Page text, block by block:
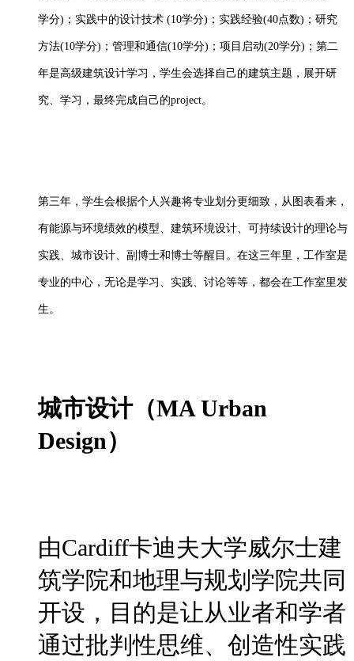
学分)；实践中的设计技术 (10学分)；实践经验(40点数)；研究
方法(10学分)；管理和通信(10学分)；项目启动(20学分)；第二
年是高级建筑设计学习，学生会选择自己的建筑主题，展开研
究、学习，最终完成自己的project。
第三年，学生会根据个人兴趣将专业划分更细致，从图表看来，
有能源与环境绩效的模型、建筑环境设计、可持续设计的理论与
实践、城市设计、副博士和博士等醒目。在这三年里，工作室是
专业的中心，无论是学习、实践、讨论等等，都会在工作室里发
生。
城市设计（MA Urban
Design）
由Cardiff卡迪夫大学威尔士建
筑学院和地理与规划学院共同
开设，目的是让从业者和学者
通过批判性思维、创造性实践